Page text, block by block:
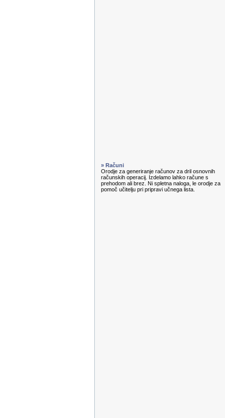
» Računi
Orodje za generiranje računov za dril osnovnih
računskih operacij. Izdelamo lahko račune s
prehodom ali brez. Ni spletna naloga, le orodje za
pomoč učitelju pri pripravi učnega lista.